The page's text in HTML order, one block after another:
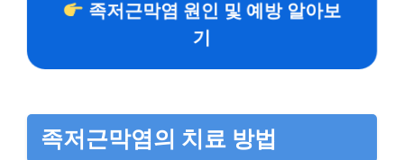
족저근막염 원인 및 예방 알아보
기
족저근막염의 치료 방법